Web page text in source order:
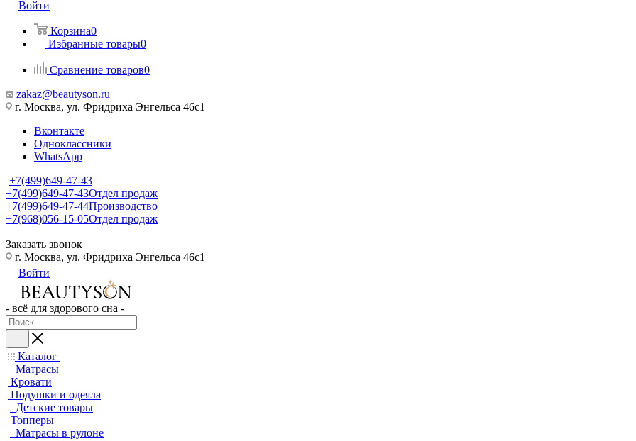
Войти
Корзина0
Избранные товары0
Сравнение товаров0
zakaz@beautyson.ru
г. Москва, ул. Фридриха Энгельса 46с1
Вконтакте
Одноклассники
WhatsApp
+7(499)649-47-43
+7(499)649-47-43Отдел продаж
+7(499)649-47-44Производство
+7(968)056-15-05Отдел продаж
Заказать звонок
г. Москва, ул. Фридриха Энгельса 46с1
Войти
- всё для здорового сна -
Каталог
Матрасы
Кровати
Подушки и одеяла
Детские товары
Топперы
Матрасы в рулоне